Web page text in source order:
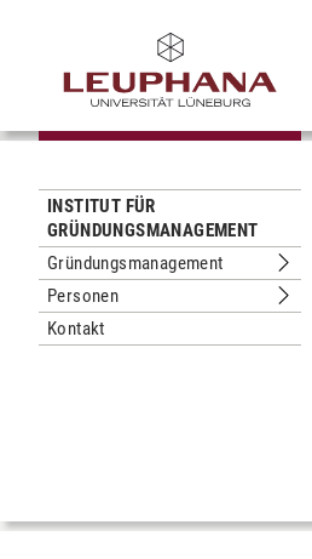
INSTITUT FÜR
GRÜNDUNGSMANAGEMENT
Gründungsmanagement
Personen
Kontakt